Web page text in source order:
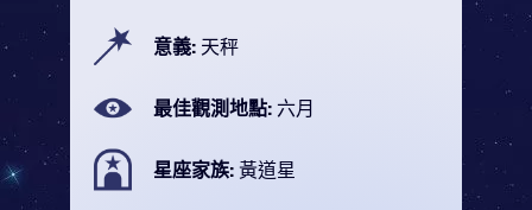
意義: 天秤
最佳觀測地點: 六月
星座家族: 黃道星